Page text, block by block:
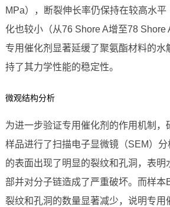
MPa），断裂伸长率仍保持在较高水
化也较小（从76 Shore A增至78 Shore
专用催化剂显著延缓了聚氨酯材料的水
持了其力学性能的稳定性。
微观结构分析
为进一步验证专用催化剂的作用机制，
样品进行了扫描电子显微镜（SEM）
的表面出现了明显的裂纹和孔洞，表明
部并对分子链造成了严重破坏。而样本
裂纹和孔洞的数量显著减少，说明专用